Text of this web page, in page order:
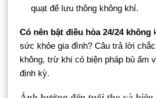
quạt để lưu thông không khí.
Có nên bật điều hòa 24/24 không
sức khỏe gia đình? Câu trả lời
không, trừ khi có biện pháp bù ẩm
định kỳ.